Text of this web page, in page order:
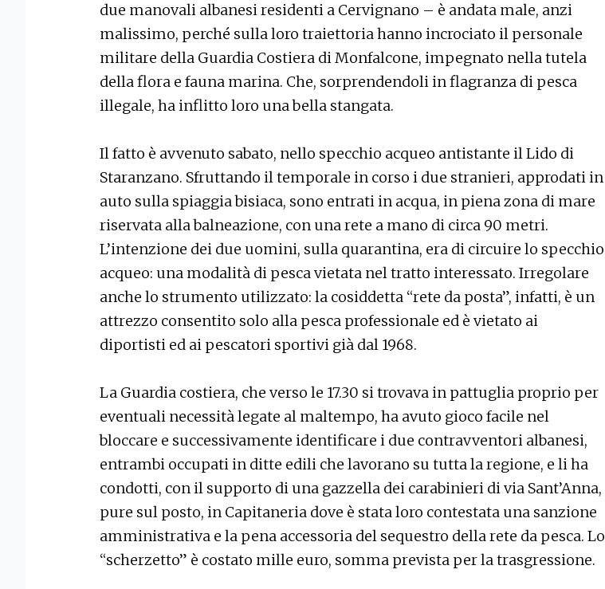
due manovali albanesi residenti a Cervignano – è andata male, anzi
malissimo, perché sulla loro traiettoria hanno incrociato il personale
militare della Guardia Costiera di Monfalcone, impegnato nella tutela
della flora e fauna marina. Che, sorprendendoli in flagranza di pesca
illegale, ha inflitto loro una bella stangata.
Il fatto è avvenuto sabato, nello specchio acqueo antistante il Lido di
Staranzano. Sfruttando il temporale in corso i due stranieri, approdati in
auto sulla spiaggia bisiaca, sono entrati in acqua, in piena zona di mare
riservata alla balneazione, con una rete a mano di circa 90 metri.
L’intenzione dei due uomini, sulla quarantina, era di circuire lo specchio
acqueo: una modalità di pesca vietata nel tratto interessato. Irregolare
anche lo strumento utilizzato: la cosiddetta “rete da posta”, infatti, è un
attrezzo consentito solo alla pesca professionale ed è vietato ai
diportisti ed ai pescatori sportivi già dal 1968.
La Guardia costiera, che verso le 17.30 si trovava in pattuglia proprio per
eventuali necessità legate al maltempo, ha avuto gioco facile nel
bloccare e successivamente identificare i due contravventori albanesi,
entrambi occupati in ditte edili che lavorano su tutta la regione, e li ha
condotti, con il supporto di una gazzella dei carabinieri di via Sant’Anna,
pure sul posto, in Capitaneria dove è stata loro contestata una sanzione
amministrativa e la pena accessoria del sequestro della rete da pesca. Lo
“scherzetto” è costato mille euro, somma prevista per la trasgressione.